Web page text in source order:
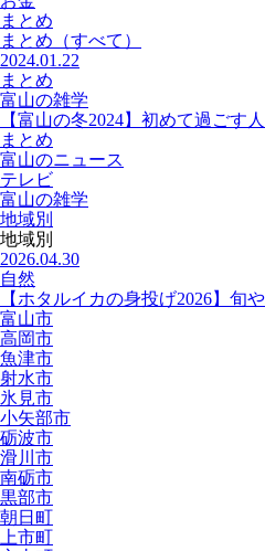
まとめ
まとめ （すべて）
2024.01.22
まとめ
富山の雑学
【富山の冬2024】初めて過ごす
まとめ
富山のニュース
テレビ
富山の雑学
地域別
地域別
2026.04.30
自然
【ホタルイカの身投げ2026】旬
富山市
高岡市
魚津市
射水市
氷見市
小矢部市
砺波市
滑川市
南砺市
黒部市
朝日町
上市町